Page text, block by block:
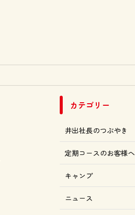
カテゴリー
井出社長のつぶやき
定期コースのお客様へ
キャンプ
ニュース